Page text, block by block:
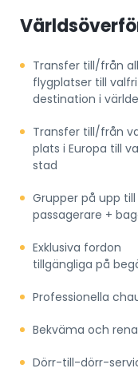
Transfer till/från
flygplatser till valfri
destination i
Transfer till/från
plats i Europa till
stad
Grupper på upp till
passagerare +
Exklusiva fordon
tillgängliga på
Professionella
Bekväma och
Dörr-till-dörr-